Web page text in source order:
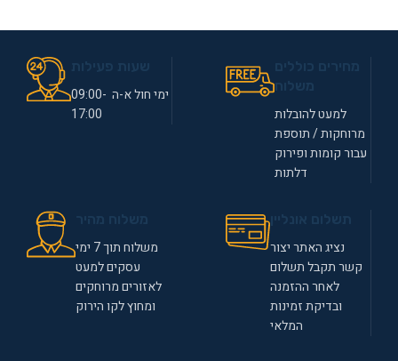
למעט להובלות
מרוחקות / תוספת
עבור קומות ופירוק
דלתות
ימי חול א-ה 09:00-
17:00
נציג האתר יצור
קשר תקבל תשלום
לאחר ההזמנה
ובדיקת זמינות
המלאי
משלוח תוך 7 ימי
עסקים למעט
לאזורים מרוחקים
ומחוץ לקו הירוק